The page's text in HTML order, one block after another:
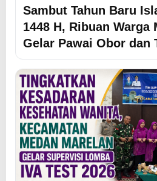
Sambut Tahun Baru
1448 H, Ribuan Warga
Gelar Pawai Obor dan